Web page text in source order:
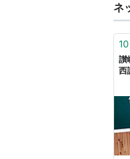
ネ
10
讃
西